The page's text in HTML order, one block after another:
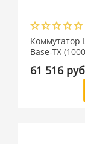
Коммутатор
Base-TX
61 516